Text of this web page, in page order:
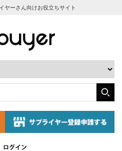
ヤーさん向けお役立ちサイト